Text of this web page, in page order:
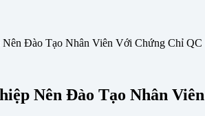
Nên Đào Tạo Nhân Viên Với Chứng Chỉ
Nên Đào Tạo Nhân